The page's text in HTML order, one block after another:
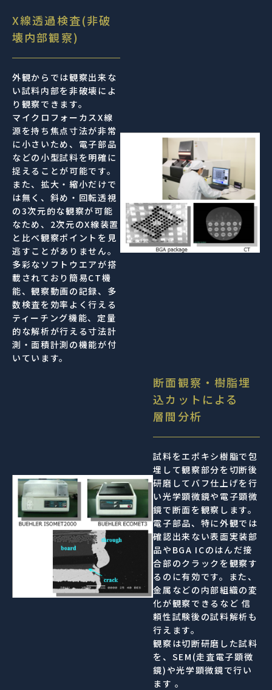
X線透過検査(非破
壊内部観察)
外観からでは観察出来な
い試料内部を非破壊によ
り観察できます。
マイクロフォーカスX線
源を持ち焦点寸法が非常
に小さいため、電子部品
などの小型試料を明確に
捉えることが可能です。
また、拡大・縮小だけで
は無く、斜め・回転透視
の3次元的な観察が可能
なため、2次元のX線装置
と比べ観察ポイントを見
逃すことがありません。
多彩なソフトウエアが搭
載されており簡易CT機
能、観察動画の記録、多
数検査を効率よく行える
ティーチング機能、定量
的な解析が行える寸法計
測・面積計測の機能が付
いています。
断面観察・樹脂埋
込カットによる
層間分析
試料をエポキシ樹脂で包
埋して観察部分を切断後
研磨してバフ仕上げを行
い光学顕微鏡や電子顕微
鏡で断面を観察します。
電子部品、特に外観では
確認出来ない表面実装部
品やBGA ICのはんだ接
合部のクラックを観察す
るのに有効です。また、
金属などの内部組織の変
化が観察できるなど 信
頼性試験後の試料解析も
行えます。
観察は切断研磨した試料
を、SEM(走査電子顕微
鏡)や光学顕微鏡で行い
ます 。